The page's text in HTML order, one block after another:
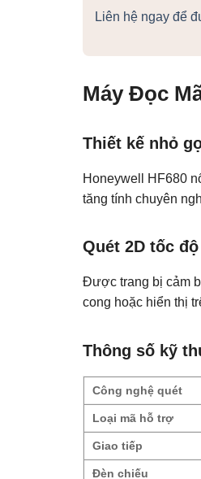
Liên hệ ngay để
Máy Đọc
Thiết kế nhỏ
Honeywell HF680
tăng tính chuyên
Quét 2D tốc
Được trang bị cảm
cong hoặc hiển thị
Thông số kỹ
Công nghệ quét
Loại mã hỗ trợ
Giao tiếp
Đèn chiếu